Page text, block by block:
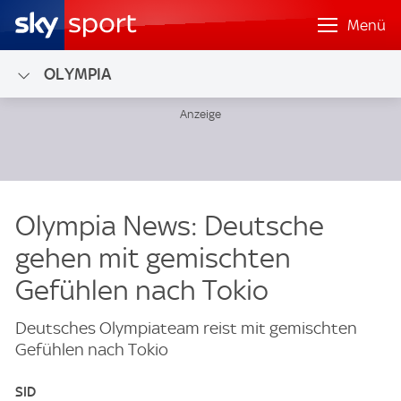
Menü
OLYMPIA
Olympia News: Deutsche
gehen mit gemischten
Gefühlen nach Tokio
Deutsches Olympiateam reist mit gemischten
Gefühlen nach Tokio
SID